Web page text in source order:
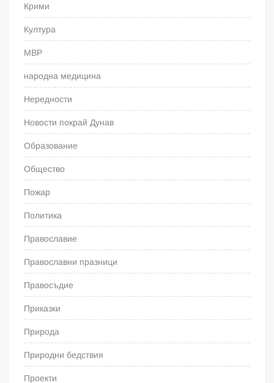
Крими
Култура
МВР
народна медицина
Нередности
Новости покрай Дунав
Образование
Общество
Пожар
Политика
Православие
Православни празници
Правосъдие
Приказки
Природа
Природни бедствия
Проекти